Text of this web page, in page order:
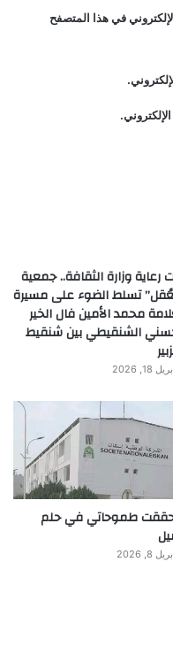
في هذا المتصفح
رعاية وزارة الثقافة.. جمعية
تسلط الضوء على مسيرة
محمد الأمين فال الخير
الشنقيطي بين شنقيط
18, 2026
طموحاتي في حلم
8, 2026